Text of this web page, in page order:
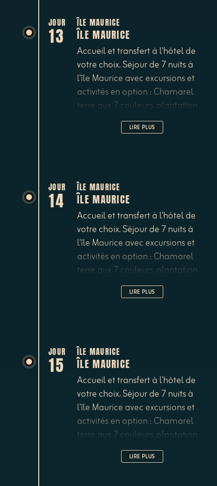
dauphins, blue safari à bord d'un
sous-marin etc...
JOUR
13
ÎLE MAURICE
ÎLE MAURICE
Accueil et transfert à l'hôtel de
votre choix. Séjour de 7 nuits à
l'île Maurice avec excursions et
activités en option : Chamarel
terre aux 7 couleurs, plantation
de thé de Bois Chéri, parc de
Casela, jardin botanique de
dauphins, blue safari à bord d'un
sous-marin etc...
LIRE PLUS
JOUR
14
ÎLE MAURICE
ÎLE MAURICE
Accueil et transfert à l'hôtel de
votre choix. Séjour de 7 nuits à
l'île Maurice avec excursions et
activités en option : Chamarel
terre aux 7 couleurs, plantation
de thé de Bois Chéri, parc de
Casela, jardin botanique de
dauphins, blue safari à bord d'un
sous-marin etc...
LIRE PLUS
JOUR
15
ÎLE MAURICE
ÎLE MAURICE
Accueil et transfert à l'hôtel de
votre choix. Séjour de 7 nuits à
l'île Maurice avec excursions et
activités en option : Chamarel
terre aux 7 couleurs, plantation
de thé de Bois Chéri, parc de
Casela, jardin botanique de
LIRE PLUS